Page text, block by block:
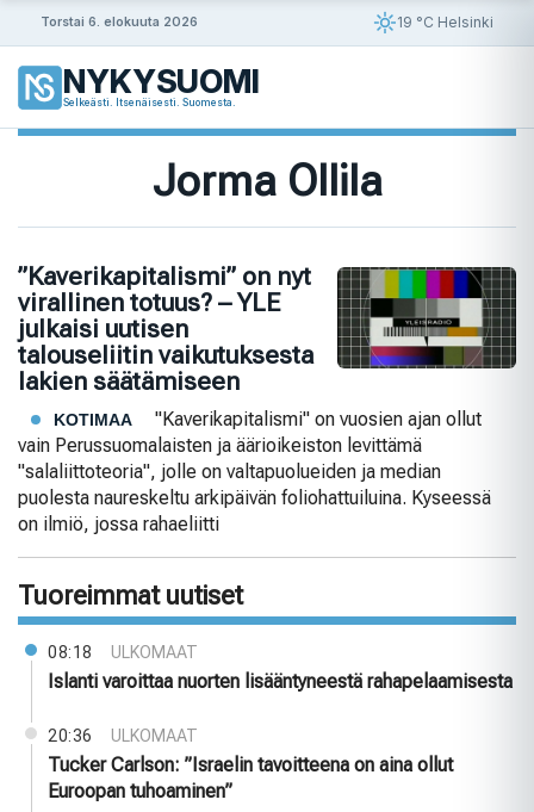
Torstai 6. elokuuta 2026 19 °C Helsinki
NYKYSUOMI
Selkeästi. Itsenäisesti. Suomesta.
Jorma Ollila
”Kaverikapitalismi” on nyt
virallinen totuus? – YLE
julkaisi uutisen
talouseliitin vaikutuksesta
lakien säätämiseen
KOTIMAA
"Kaverikapitalismi" on vuosien ajan ollut
vain Perussuomalaisten ja äärioikeiston levittämä
"salaliittoteoria", jolle on valtapuolueiden ja median
puolesta naureskeltu arkipäivän foliohattuiluina. Kyseessä
on ilmiö, jossa rahaeliitti
Tuoreimmat uutiset
08:18 ULKOMAAT
Islanti varoittaa nuorten lisääntyneestä rahapelaamisesta
20:36 ULKOMAAT
Tucker Carlson: ”Israelin tavoitteena on aina ollut
Euroopan tuhoaminen”